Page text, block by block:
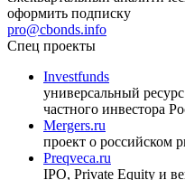
оформить подписку
pro@cbonds.info
Спец проекты
Investfunds
универсальный
частного инвестора